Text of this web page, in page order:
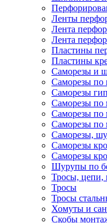
Ленты
Лента
Лента
Пластины
Пластины
Саморезы и
Саморезы по
Саморезы
Саморезы по
Саморезы по
Саморезы по
Саморезы,
Саморезы
Саморезы
Шурупы по
Тросы, цепи,
Тросы
Тросы
Хомуты и
Скобы